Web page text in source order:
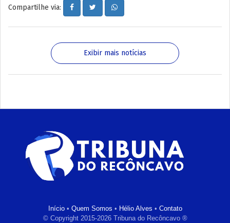
Compartilhe via:
Exibir mais notícias
Início• Quem Somos • Hélio Alves • Contato
© Copyright 2015-2026 Tribuna do Recôncavo ®